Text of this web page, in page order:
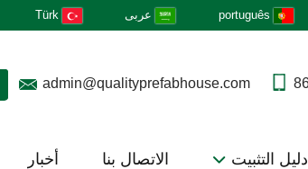
português عربى Türk
admin@qualityprefabhouse.com
دليل التثبيت الاتصال بنا أخبار